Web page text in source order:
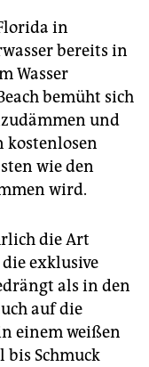
in
bereits in
Wasser
bemüht sich
und
kostenlosen
wie den
wird.
die Art
exklusive
als in den
auf die
einem weißen
bis Schmuck